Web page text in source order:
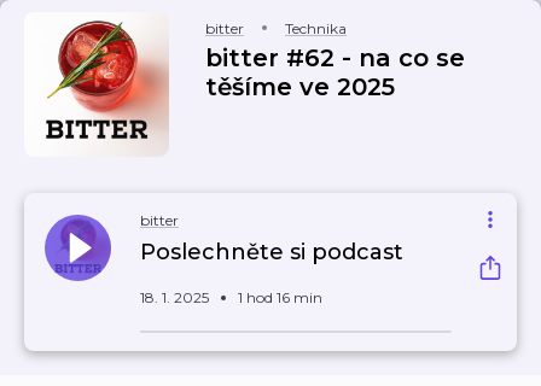
bitter Technika
bitter #62 - na co se
těšíme ve 2025
bitter
Poslechněte si podcast
18. 1. 2025 1 hod 16 min